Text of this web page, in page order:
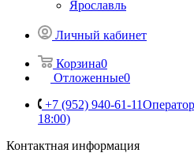
Ярославль
Личный кабинет
Корзина0
Отложенные0
+7 (952) 940-61-11
18:00)
Контактная информация